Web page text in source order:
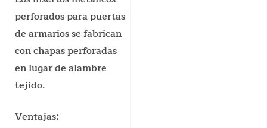
perforados para puertas
de armarios se fabrican
con chapas perforadas
en lugar de alambre
tejido.
Ventajas: